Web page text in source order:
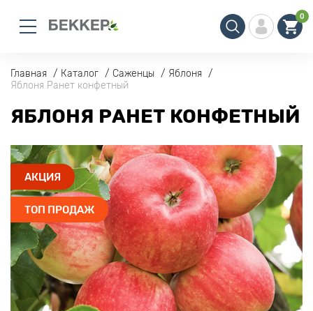
0
Главная Каталог Саженцы
Яблоня
Яблоня Ранет конфетный
ЯБЛОНЯ РАНЕТ КОНФЕТНЫЙ
АКЦИЯ
ТОП ПРОДАЖ